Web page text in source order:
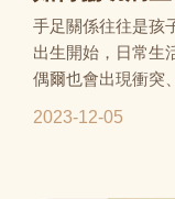
手足關係往往是孩
出生開始，日常生
偶爾也會出現衝突
2023-12-05